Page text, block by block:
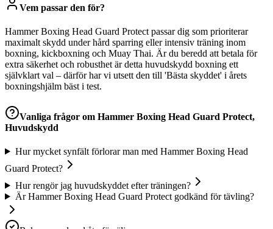
Vem passar den för?
Hammer Boxing Head Guard Protect passar dig som prioriterar
maximalt skydd under hård sparring eller intensiv träning inom
boxning, kickboxning och Muay Thai. Är du beredd att betala för
extra säkerhet och robusthet är detta huvudskydd boxning ett
självklart val – därför har vi utsett den till 'Bästa skyddet' i årets
boxningshjälm bäst i test.
Vanliga frågor om Hammer Boxing Head Guard Protect,
Huvudskydd
Hur mycket synfält förlorar man med Hammer Boxing Head
Guard Protect?
Hur rengör jag huvudskyddet efter träningen?
Är Hammer Boxing Head Guard Protect godkänd för tävling?